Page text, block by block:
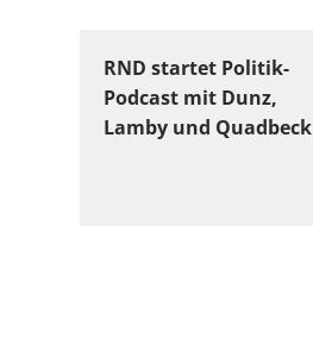
RND startet Politik-
Podcast mit Dunz,
Lamby und Quadbeck